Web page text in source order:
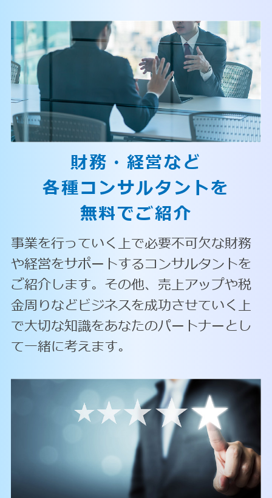
財務・経営など
各種コンサルタントを
無料でご紹介
事業を行っていく上で必要不可欠な財務
や経営をサポートするコンサルタントを
ご紹介します。その他、売上アップや税
金周りなどビジネスを成功させていく上
で大切な知識をあなたのパートナーとし
て一緒に考えます。